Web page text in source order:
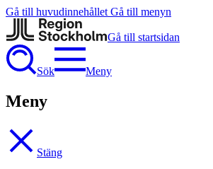
Gå till huvudinnehållet Gå till menyn
Gå till startsidan
Sök Meny
Meny
Stäng